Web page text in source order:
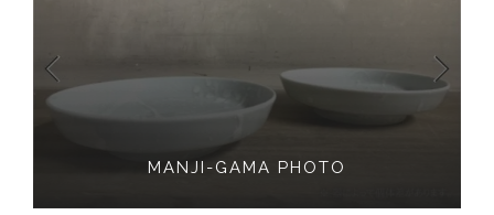
MANJI-GAMA PHOTO